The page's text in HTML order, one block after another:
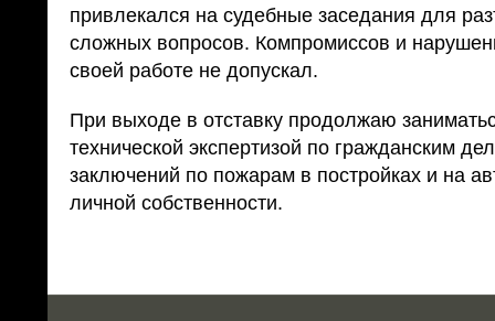
привлекался на судебные заседания для
сложных вопросов. Компромиссов и
своей работе не допускал.
При выходе в отставку продолжаю
технической экспертизой по гражданским
заключений по пожарам в постройках и на
личной собственности.